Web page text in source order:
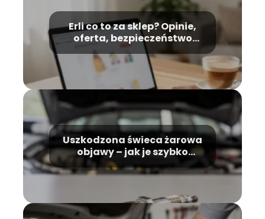
Erli co to za sklep? Opinie,
oferta, bezpieczeństwo
zakupów
Uszkodzona świeca żarowa
objawy – jak je szybko
rozpoznać?